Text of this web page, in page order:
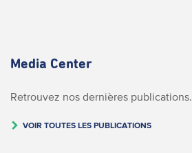
Media Center
Retrouvez nos dernières publications.
VOIR TOUTES LES PUBLICATIONS